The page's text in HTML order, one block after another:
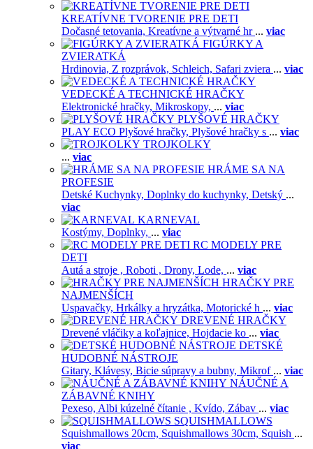
KREATÍVNE TVORENIE PRE DETI
Dočasné tetovania, Kreatívne a výtvarné hr ... viac
FIGÚRKY A
ZVIERATKÁ
Hrdinovia, Z rozprávok, Schleich, Safari zviera ... viac
VEDECKÉ A TECHNICKÉ HRAČKY
Elektronické hračky, Mikroskopy, ... viac
PLYŠOVÉ HRAČKY
PLAY ECO Plyšové hračky, Plyšové hračky s ... viac
TROJKOLKY
... viac
HRÁME SA NA
PROFESIE
Detské Kuchynky, Doplnky do kuchynky, Detský ...
viac
KARNEVAL
Kostýmy, Doplnky, ... viac
RC MODELY PRE
DETI
Autá a stroje , Roboti , Drony, Lode, ... viac
HRAČKY PRE
NAJMENŠÍCH
Uspavačky, Hrkálky a hryzátka, Motorické h ... viac
DREVENÉ HRAČKY
Drevené vláčiky a koľajnice, Hojdacie ko ... viac
DETSKÉ
HUDOBNÉ NÁSTROJE
Gitary, Klávesy, Bicie súpravy a bubny, Mikrof ... viac
NÁUČNÉ A
ZÁBAVNÉ KNIHY
Pexeso, Albi kúzelné čítanie , Kvído, Zábav ... viac
SQUISHMALLOWS
Squishmallows 20cm, Squishmallows 30cm, Squish ...
viac